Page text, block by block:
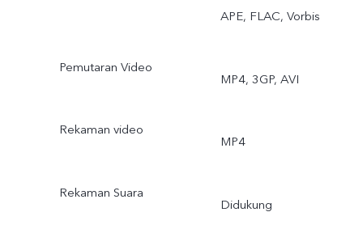
PHOTOS, CAMERA
PORTRAIT MODE
APE, FLAC, Vorbis
Pemutaran Video
MP4, 3GP, AVI
Rekaman video
MP4
Rekaman Suara
Didukung